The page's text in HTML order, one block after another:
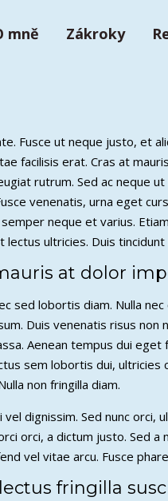
mně Zákroky
Fusce ut neque justo, et
facilisis erat. Cras at
rutrum. Sed ac neque
venenatis, urna eget
neque et varius.
ultricies. Duis
at dolor
sed lobortis diam. Nulla
Duis venenatis risus
Aenean tempus dui
sem lobortis dui,
non fringilla diam.
dignissim. Sed nunc orci,
orci, a dictum justo. Sed
vel vitae arcu. Fusce
fringilla